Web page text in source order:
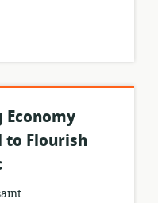
Economy
to Flourish